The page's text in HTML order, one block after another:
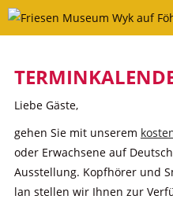
Skip
Liebe Gäste,
gehen Sie mit unserem
oder Erwachsene auf
Ausstellung. Kopfhörer und
lan stellen wir Ihnen zur